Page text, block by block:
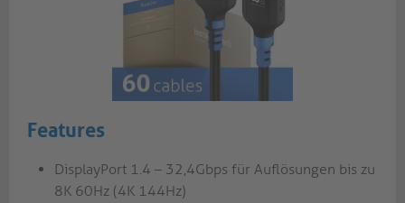
Features
DisplayPort 1.4 – 32,4Gbps für Auflösungen bis zu
8K 60Hz (4K 144Hz)